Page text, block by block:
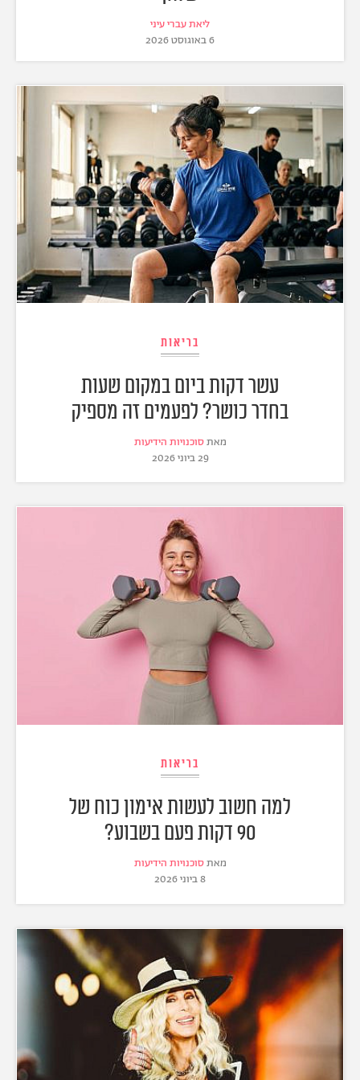
ליאת עברי עיני
6 באוגוסט 2026
בריאות
עשר דקות ביום במקום שעות
בחדר כושר? לפעמים זה מספיק
מאתסוכנויות הידיעות
29 ביוני 2026
בריאות
למה חשוב לעשות אימון כוח של
90 דקות פעם בשבוע?
מאתסוכנויות הידיעות
8 ביוני 2026